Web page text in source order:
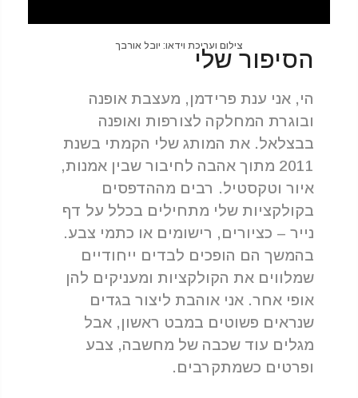
צילום ועריכת וידאו: יובל אורבך
הסיפור שלי
הי, אני ענת פרידמן, מעצבת אופנה
ובוגרת המחלקה לצורפות ואופנה
בבצלאל. את המותג שלי הקמתי בשנת
2011 מתוך אהבה לחיבור שבין אמנות,
איור וטקסטיל. רבים מההדפסים
בקולקציות שלי מתחילים בכלל על דף
נייר – כציורים, רישומים או כתמי צבע.
בהמשך הם הופכים לבדים ייחודיים
שמלווים את הקולקציות ומעניקים להן
אופי אחר. אני אוהבת ליצור בגדים
שנראים פשוטים במבט ראשון, אבל
מגלים עוד שכבה של מחשבה, צבע
ופרטים כשמתקרבים.